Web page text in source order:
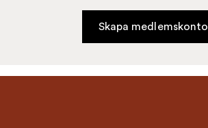
Skapa medlemskonto